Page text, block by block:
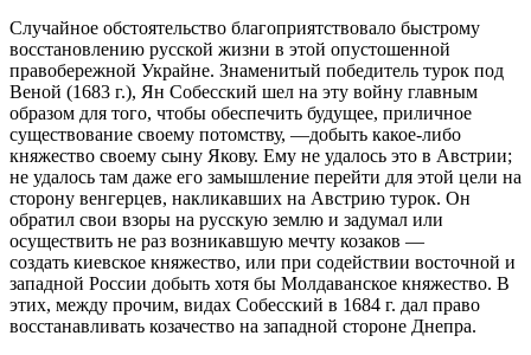
Случайное обстоятельство благоприятствовало быстрому
восстановлению русской жизни в этой опустошенной
правобережной Украйне. Знаменитый победитель турок под
Веной (1683 г.), Ян Собесский шел на эту войну главным
образом для того, чтобы обеспечить будущее, приличное
существование своему потомству, —добыть какое-либо
княжество своему сыну Якову. Ему не удалось это в Австрии;
не удалось там даже его замышление перейти для этой цели на
сторону венгерцев, накликавших на Австрию турок. Он
обратил свои взоры на русскую землю и задумал или
осуществить не раз возникавшую мечту козаков —
создать киевское княжество, или при содействии восточной и
западной России добыть хотя бы Молдаванское княжество. В
этих, между прочим, видах Собесский в 1684 г. дал право
восстанавливать козачество на западной стороне Днепра.